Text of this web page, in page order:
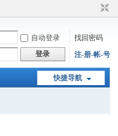
自动登录
找回密码
登录 注-册-帐-号
快捷导航